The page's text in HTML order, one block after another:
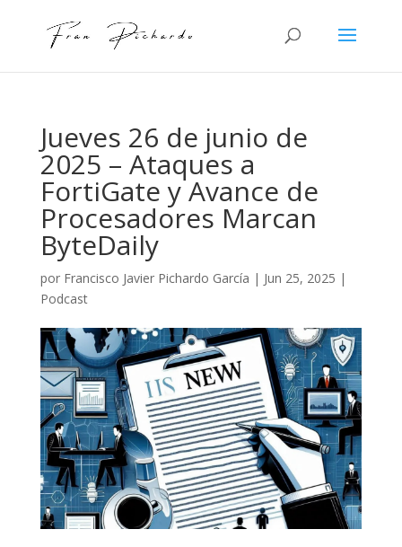
Jueves 26 de junio de
2025 – Ataques a
FortiGate y Avance de
Procesadores Marcan
ByteDaily
por Francisco Javier Pichardo García | Jun 25, 2025 |
Podcast